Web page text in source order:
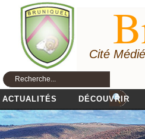
Cité
ACTUALITÉS DÉCOUVRIR